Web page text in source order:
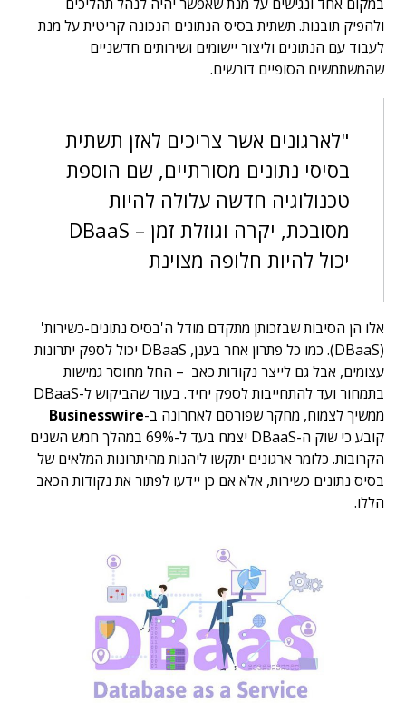
ולהפיק תובנות. תשתית בסיס הנתונים הנכונה קריטית על מנת
לעבוד עם הנתונים וליצור יישומים ושירותים חדשניים
שהמשתמשים הסופיים דורשים.
"לארגונים אשר צריכים לאזן תשתית
בסיסי נתונים מסורתיים, שם הוספת
טכנולוגיה חדשה עלולה להיות
מסובכת, יקרה וגוזלת זמן – DBaaS
יכול להיות חלופה מצוינת
אלו הן הסיבות שבזכותן מתקדם מודל ה'בסיס נתונים-כשירות'
(DBaaS). כמו כל פתרון אחר בענן, DBaaS יכול לספק יתרונות
עצומים, אבל גם לייצר נקודות כאב – החל מחוסר גמישות
בתמחור ועד להתחייבות לספק יחיד. בעוד שהביקוש ל-DBaaS
ממשיך לצמוח, מחקר שפורסם לאחרונה ב-Businesswire
קובע כי שוק ה-DBaaS יצמח בעד ל-69% במהלך חמש השנים
הקרובות. כלומר ארגונים יתקשו ליהנות מהיתרונות המלאים של
בסיס נתונים כשירות, אלא אם כן יידעו לפתור את נקודות הכאב
הללו.